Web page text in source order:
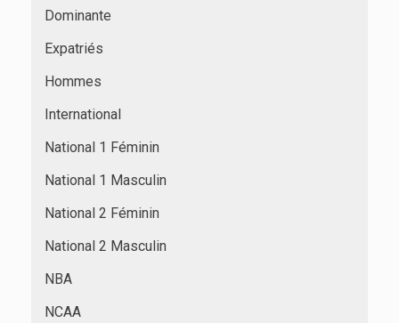
Dominante
Expatriés
Hommes
International
National 1 Féminin
National 1 Masculin
National 2 Féminin
National 2 Masculin
NBA
NCAA